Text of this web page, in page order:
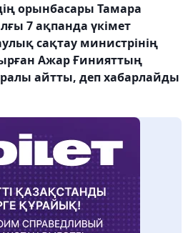
орынбасары Тамара
7 ақпанда үкімет
сақтау министрінің
Ажар Ғинияттың
айтты, деп хабарлайды